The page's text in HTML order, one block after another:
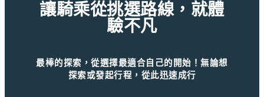
讓騎乘從挑選路線，就體
驗不凡
最棒的探索，從選擇最適合自己的開始！無論想
探索或發起行程，從此迅速成行